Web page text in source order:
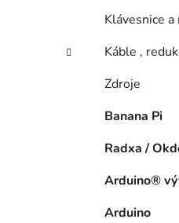
Klávesnice a
Káble ,
Zdroje
Banana Pi
Radxa /
Arduino®
Arduino